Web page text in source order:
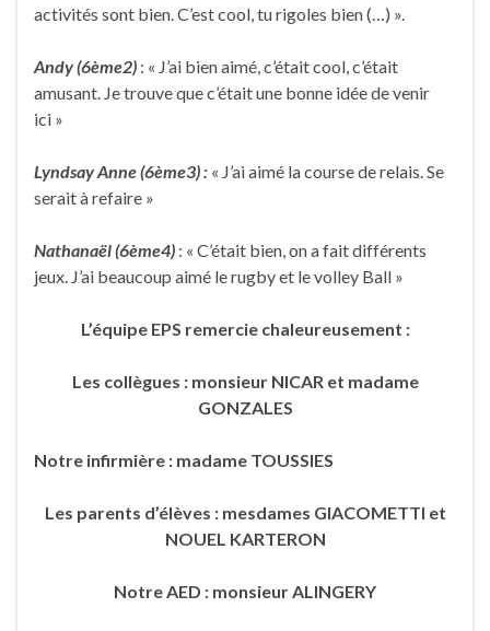
activités sont bien. C’est cool, tu rigoles bien (…) ».
Andy (6ème2) : « J’ai bien aimé, c’était cool, c’était
amusant. Je trouve que c’était une bonne idée de venir
ici »
Lyndsay Anne (6ème3) : « J’ai aimé la course de relais. Se
serait à refaire »
Nathanaël (6ème4) : « C’était bien, on a fait différents
jeux. J’ai beaucoup aimé le rugby et le volley Ball »
L’équipe EPS remercie chaleureusement :
Les collègues : monsieur NICAR et madame
GONZALES
Notre infirmière : madame TOUSSIES
Les parents d’élèves : mesdames GIACOMETTI et
NOUEL KARTERON
Notre AED : monsieur ALINGERY